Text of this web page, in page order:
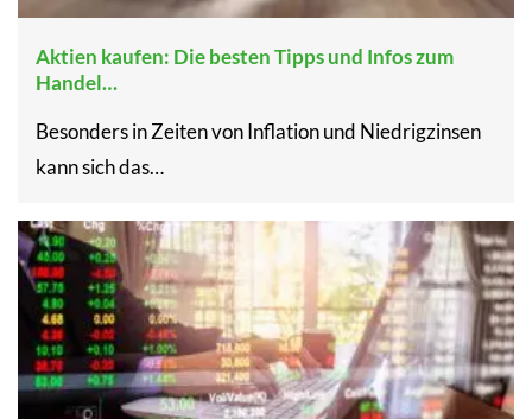
Aktien kaufen: Die besten Tipps und Infos zum
Handel…
Besonders in Zeiten von Inflation und Niedrigzinsen
kann sich das…